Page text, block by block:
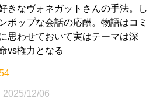
きなヴォネガットさんの手法。し
ポップな会話の応酬。物語はコミ
思わせておいて実はテーマは深
vs権力となる
2025/12/06